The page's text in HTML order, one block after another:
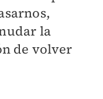
la
de volver